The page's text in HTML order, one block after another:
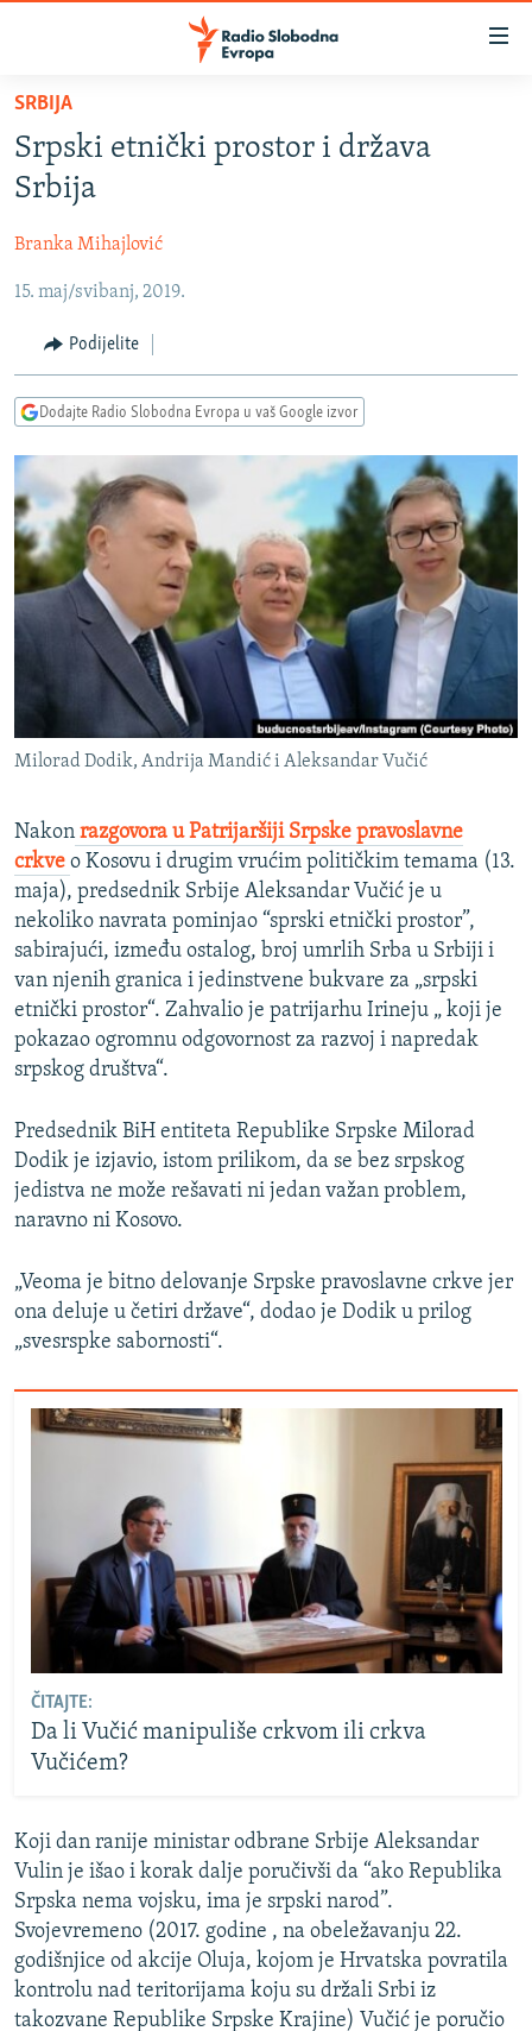
Pređite
glavni
sadržaj
na
navigaciju
Pređite
pretragu
VIJESTI
BOSNA I HERCEGOVINA
SRBIJA
KOSOVO
CRNA GORA
VIZUELNO
FOTOGALERIJE
INFOGRAFIKE
PODCASTI
RAT U UKRAJINI
KINA NA BALKANU
RSE PRIČE IZ SVIJETA
ISPRIČAJ MI
DNEVNO@RSE
SPECIJALI RSE
VIŠE OD NASLOVA
GENOCID U SREBRENICI
POPLAVE I KLIZIŠTA U BIH 2024.
POST SCRIPTUM
MOJA EVROPA
TRI DECENIJE OD RATA U BIH
SVE KARTE DEJTONA
NASTANAK I RASPAD JUGOSLAVIJE
PRATITE NAS
Sve RFE/RL stranice
SRBIJA
Srpski etnički prostor i država
Srbija
Branka Mihajlović
15. maj/svibanj, 2019.
Podijelite
Dodajte Radio Slobodna Evropa u vaš Google izvor
Milorad Dodik, Andrija Mandić i Aleksandar Vučić
Nakon razgovora u Patrijaršiji Srpske pravoslavne
crkve o Kosovu i drugim vrućim političkim temama (13.
maja), predsednik Srbije Aleksandar Vučić je u
nekoliko navrata pominjao “sprski etnički prostor”,
sabirajući, između ostalog, broj umrlih Srba u Srbiji i
van njenih granica i jedinstvene bukvare za „srpski
etnički prostor“. Zahvalio je patrijarhu Irineju „ koji je
pokazao ogromnu odgovornost za razvoj i napredak
srpskog društva“.
Predsednik BiH entiteta Republike Srpske Milorad
Dodik je izjavio, istom prilikom, da se bez srpskog
jedistva ne može rešavati ni jedan važan problem,
naravno ni Kosovo.
„Veoma je bitno delovanje Srpske pravoslavne crkve jer
ona deluje u četiri države“, dodao je Dodik u prilog
„svesrspke sabornosti“.
ČITAJTE:
Da li Vučić manipuliše crkvom ili crkva
Vučićem?
Koji dan ranije ministar odbrane Srbije Aleksandar
Vulin je išao i korak dalje poručivši da “ako Republika
Srpska nema vojsku, ima je srpski narod”.
Svojevremeno (2017. godine , na obeležavanju 22.
godišnjice od akcije Oluja, kojom je Hrvatska povratila
kontrolu nad teritorijama koju su držali Srbi iz
takozvane Republike Srpske Krajine) Vučić je poručio